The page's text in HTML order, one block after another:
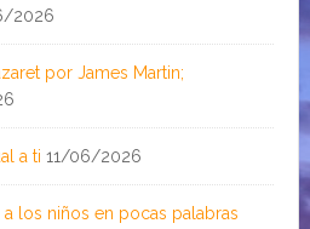
2026
por James Martin;
a ti 11/06/2026
a los niños en pocas palabras